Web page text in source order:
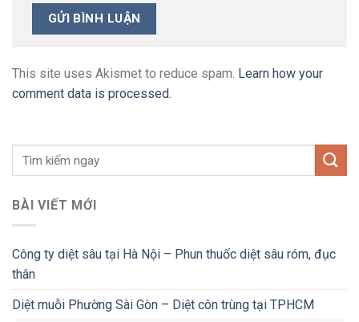
This site uses Akismet to reduce spam. Learn how your
comment data is processed.
BÀI VIẾT MỚI
Công ty diệt sâu tại Hà Nội – Phun thuốc diệt sâu róm, đục
thân
Diệt muỗi Phường Sài Gòn – Diệt côn trùng tại TPHCM